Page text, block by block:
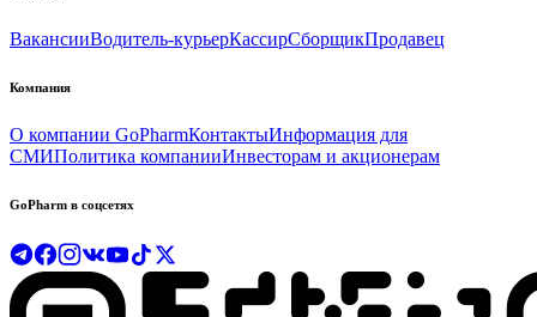
ВакансииВодитель-курьерКассирСборщикПродавец
Компания
О компании GoPharmКонтактыИнформация для
СМИПолитика компанииИнвесторам и акционерам
GoPharm в соцсетях